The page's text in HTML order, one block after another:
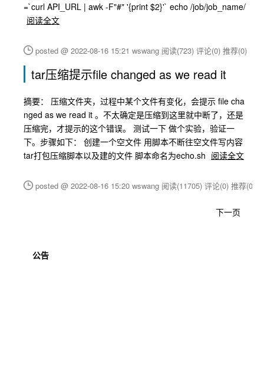
=`curl API_URL | awk -F"#" '{print $2}'` echo /job/job_name/
阅读全文
posted @ 2022-08-16 15:21 wswang 阅读(723) 评论(0) 推荐(0)
tar压缩提示file changed as we read it
摘要： 压缩文件夹，过程中某个文件有变化，会提示 file cha
nged as we read it 。不太确定是压缩到这里就中断了，还是
压缩完，才提示的这个错误。 测试一下 做个实验，验证一
下。步骤如下： 创建一个空文件 用脚本不断往空文件写内容
tar打包压缩脚本以及建的文件 脚本命名为echo.sh 阅读全文
posted @ 2022-08-16 15:20 wswang 阅读(11705) 评论(0) 推荐(0)
下一页
公告